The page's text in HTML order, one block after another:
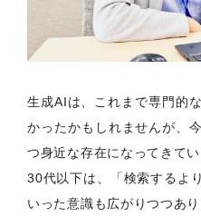
生成AIは、これまで専門的
かったかもしれませんが、
つ身近な存在になってきてい
30代以下は、「検索するよ
いった意識も広がりつつあ